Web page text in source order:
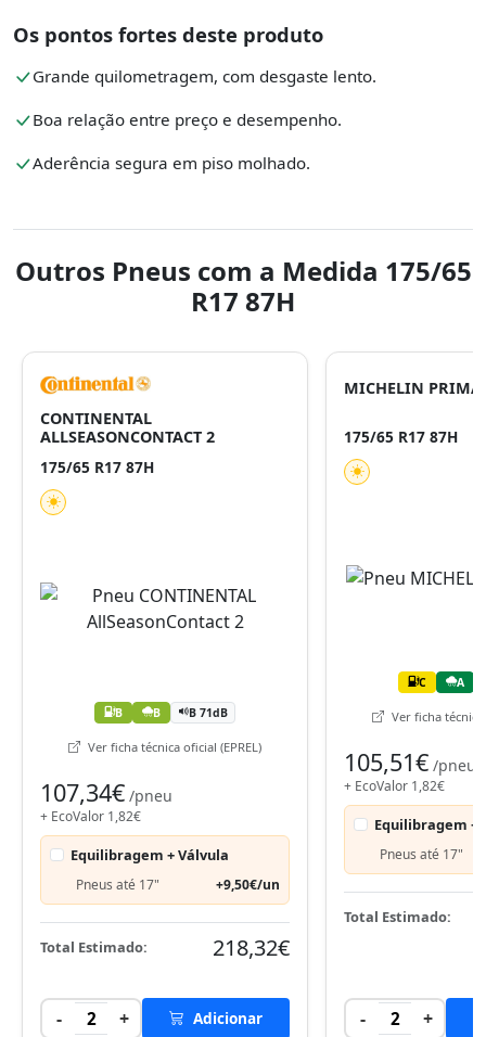
Os pontos fortes deste produto
Grande quilometragem, com desgaste lento.
Boa relação entre preço e desempenho.
Aderência segura em piso molhado.
Outros Pneus com a Medida 175/65
R17 87H
CONTINENTAL
ALLSEASONCONTACT 2
175/65 R17 87H
B B B 71dB
Ver ficha técnica oficial (EPREL)
107,34€ /pneu
+ EcoValor 1,82€
Equilibragem + Válvula
Pneus até 17" +9,50€/un
Total Estimado: 218,32€
- 2 + Adicionar
MICHELIN
175/65 R17 87H
C A
Ver ficha técnica
105,51€ /pneu
+ EcoValor 1,82€
Equilibragem +
Pneus até 17"
Total Estimado:
- 2 +